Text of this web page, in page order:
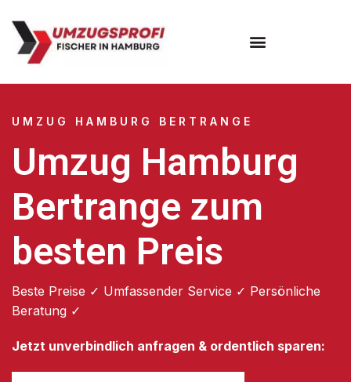
UMZUG HAMBURG BERTRANGE
Umzug Hamburg
Bertrange zum
besten Preis
Beste Preise ✓ Umfassender Service ✓ Persönliche
Beratung ✓
Jetzt unverbindlich anfragen & ordentlich sparen: